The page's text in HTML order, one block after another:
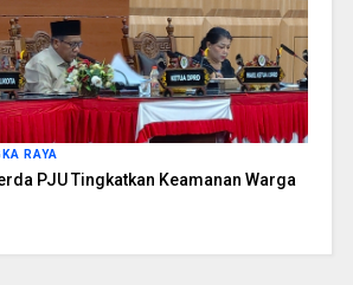
RAYA
PJU Tingkatkan Keamanan Warga